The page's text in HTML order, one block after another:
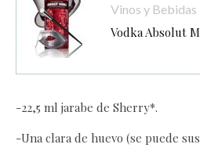
Vinos y Bebidas
Vodka Absolut
-22,5 ml jarabe de Sherry*.
-Una clara de huevo (se puede